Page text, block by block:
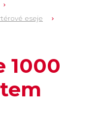
eseje
1000